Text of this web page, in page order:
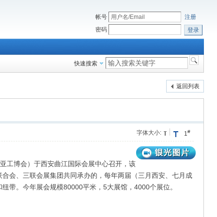
帐号
注册
密码
登录
快速搜索
返回列表
1#
字体大小:
工博会）于西安曲江国际会展中心召开，该
会、三联会展集团共同承办的，每年两届（三月西安、七月成
带。今年展会规模80000平米，5大展馆，4000个展位。